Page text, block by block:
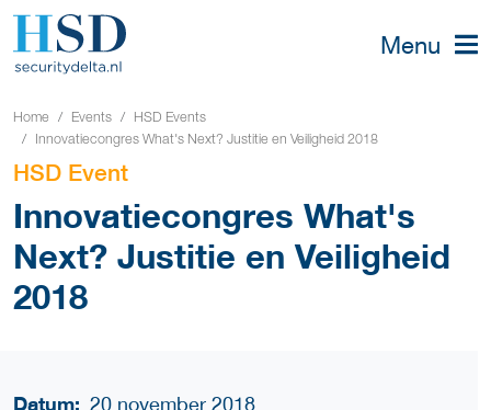
Menu
Home Events
HSD Events
Innovatiecongres What's Next? Justitie en Veiligheid 2018
HSD Event
Innovatiecongres What's
Next? Justitie en Veiligheid
2018
Datum: 20 november 2018